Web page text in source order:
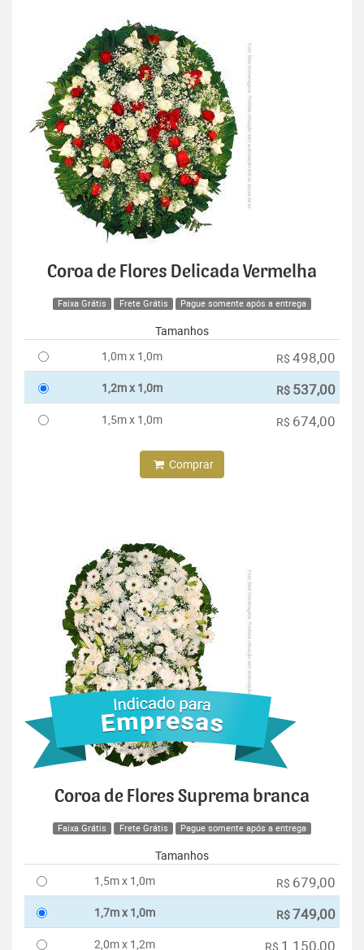
Coroa de Flores Delicada Vermelha
Faixa Grátis Frete Grátis Pague somente após a entrega
Tamanhos
1,0m x 1,0m
R$ 498,00
1,2m x 1,0m R$ 537,00
1,5m x 1,0m R$ 674,00
Comprar
Coroa de Flores Suprema branca
Faixa Grátis Frete Grátis Pague somente após a entrega
Tamanhos
1,5m x 1,0m
R$ 679,00
1,7m x 1,0m R$749,00
2,0m x 1,2m R$ 1.150,00